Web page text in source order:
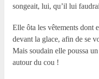
songeait, lui, qu’il lui
Elle ôta les vêtements dont
devant la glace, afin de se
Mais soudain elle poussa
autour du cou !